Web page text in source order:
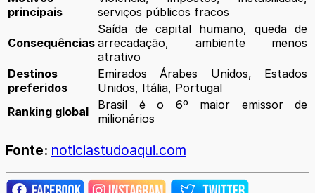
principais
serviços públicos fracos
Consequências
Saída de capital humano, queda de
arrecadação, ambiente menos
atrativo
Destinos
preferidos
Emirados Árabes Unidos, Estados
Unidos, Itália, Portugal
Ranking global
Brasil é o 6º maior emissor de
milionários
Fonte: noticiastudoaqui.com